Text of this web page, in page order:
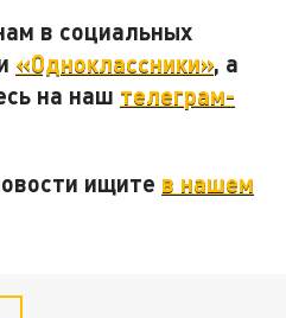
в социальных
«Одноклассники», а
на наш телеграм-
ищите в нашем